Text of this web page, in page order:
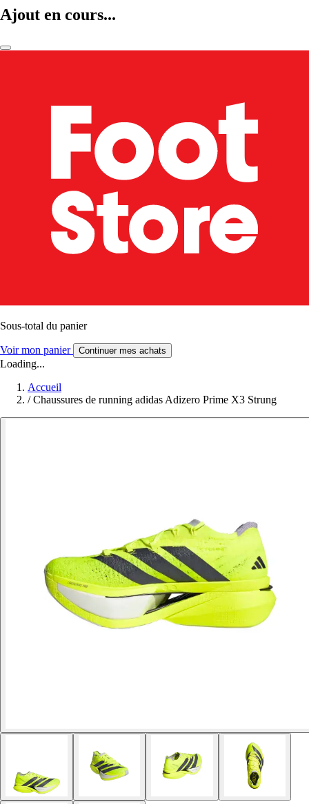
Ajout en cours...
Sous-total du panier
Voir mon panier Continuer mes achats
Loading...
Accueil
/ Chaussures de running adidas Adizero Prime X3 Strung